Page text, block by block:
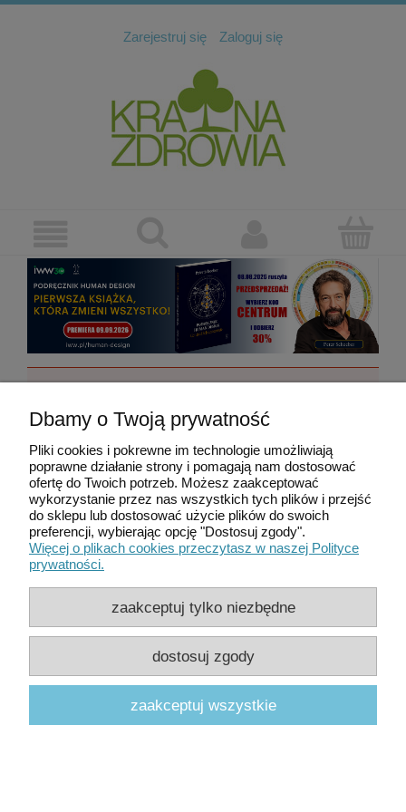
Zarejestruj się Zaloguj się
Moje konto
Płatności i dostawa
Informacje
Pomoc
Instytut Wiedzy Waleologicznej
prywatności
pokaż pełną wersję strony
Dbamy o Twoją prywatność
Pliki cookies i pokrewne im technologie umożliwiają
poprawne działanie strony i pomagają nam dostosować
ofertę do Twoich potrzeb. Możesz zaakceptować
wykorzystanie przez nas wszystkich tych plików i przejść
do sklepu lub dostosować użycie plików do swoich
preferencji, wybierając opcję "Dostosuj zgody".
Więcej o plikach cookies przeczytasz w naszej Polityce
prywatności.
zaakceptuj tylko niezbędne
dostosuj zgody
zaakceptuj wszystkie